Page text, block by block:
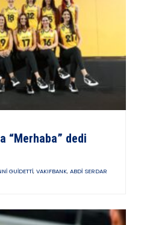
“Merhaba” dedi
GUIDETTI, VAKIFBANK, ABDI SERDAR